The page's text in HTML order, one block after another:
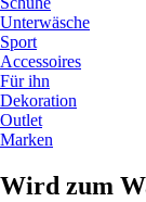
Unterwäsche
Sport
Accessoires
Für ihn
Dekoration
Outlet
Marken
Wird zum